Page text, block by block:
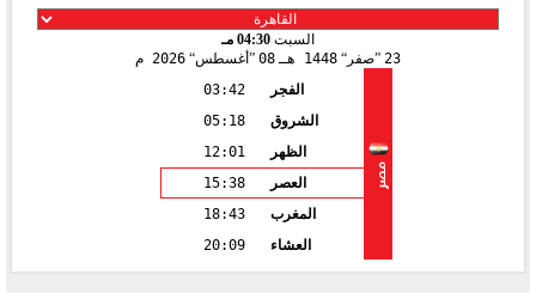
السبت 04:30 مـ
23 صفر 1448 هـ 08 أغسطس 2026 م
مصر
الفجر
03:42
الشروق
05:18
الظهر
12:01
العصر
15:38
المغرب
18:43
العشاء
20:09